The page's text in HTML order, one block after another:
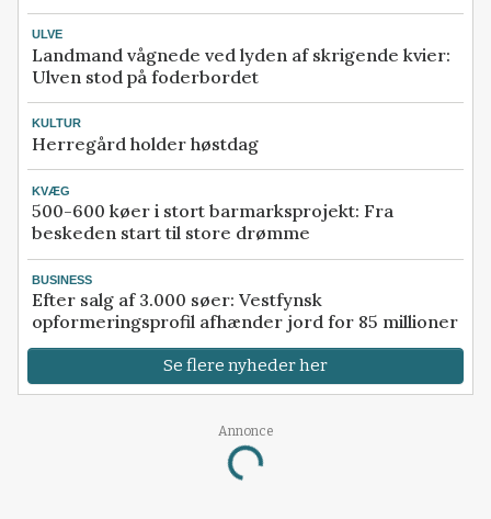
ULVE
Landmand vågnede ved lyden af skrigende kvier:
Ulven stod på foderbordet
KULTUR
Herregård holder høstdag
KVÆG
500-600 køer i stort barmarksprojekt: Fra
beskeden start til store drømme
BUSINESS
Efter salg af 3.000 søer: Vestfynsk
opformeringsprofil afhænder jord for 85 millioner
Se flere nyheder her
Annonce
Loading...